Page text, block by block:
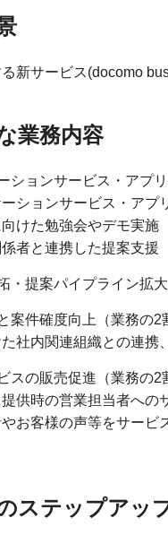
新サービス(docomo
業務内容
ションサービス・アプ
ーションサービス・ア
けた勉強会やデモ実施
係者と連携した提案支援
・提案パイプライン拡
案件確度向上（業務の2
た社内関連組織との連携
スの販売促進（業務の2
提供時の営業担当者への
やお客様の声等をサー
ステップアッ